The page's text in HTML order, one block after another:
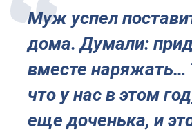
Муж успел
дома. Думали:
вместе наряжать…
что у нас в этом
еще доченька, и